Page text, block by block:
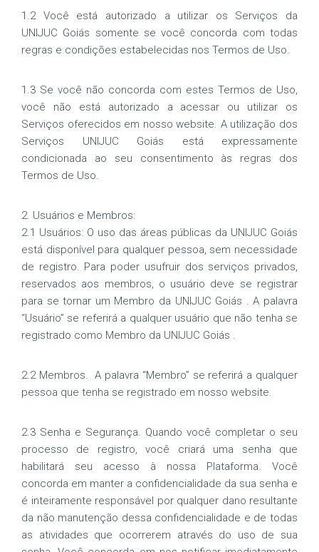
1.2 Você está autorizado a utilizar os Serviços da
UNIJUC Goiás somente se você concorda com todas
regras e condições estabelecidas nos Termos de Uso.
1.3 Se você não concorda com estes Termos de Uso,
você não está autorizado a acessar ou utilizar os
Serviços oferecidos em nosso website. A utilização dos
Serviços UNIJUC Goiás está expressamente
condicionada ao seu consentimento às regras dos
Termos de Uso.
2. Usuários e Membros:
2.1 Usuários: O uso das áreas públicas da UNIJUC Goiás
está disponível para qualquer pessoa, sem necessidade
de registro. Para poder usufruir dos serviços privados,
reservados aos membros, o usuário deve se registrar
para se tornar um Membro da UNIJUC Goiás . A palavra
“Usuário” se referirá a qualquer usuário que não tenha se
registrado como Membro da UNIJUC Goiás .
2.2 Membros. A palavra “Membro” se referirá a qualquer
pessoa que tenha se registrado em nosso website.
2.3 Senha e Segurança. Quando você completar o seu
processo de registro, você criará uma senha que
habilitará seu acesso à nossa Plataforma. Você
concorda em manter a confidencialidade da sua senha e
é inteiramente responsável por qualquer dano resultante
da não manutenção dessa confidencialidade e de todas
as atividades que ocorrerem através do uso de sua